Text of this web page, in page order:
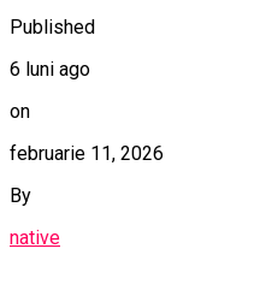
Published
6 luni ago
on
februarie 11, 2026
By
native